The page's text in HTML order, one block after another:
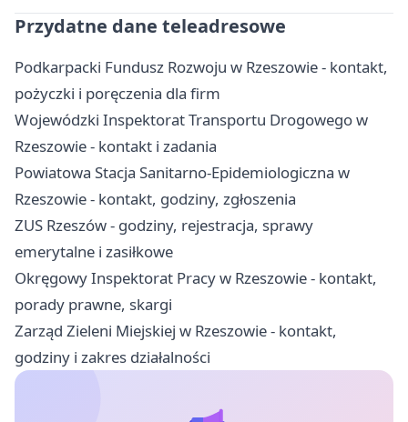
Przydatne dane teleadresowe
Podkarpacki Fundusz Rozwoju w Rzeszowie - kontakt,
pożyczki i poręczenia dla firm
Wojewódzki Inspektorat Transportu Drogowego w
Rzeszowie - kontakt i zadania
Powiatowa Stacja Sanitarno-Epidemiologiczna w
Rzeszowie - kontakt, godziny, zgłoszenia
ZUS Rzeszów - godziny, rejestracja, sprawy
emerytalne i zasiłkowe
Okręgowy Inspektorat Pracy w Rzeszowie - kontakt,
porady prawne, skargi
Zarząd Zieleni Miejskiej w Rzeszowie - kontakt,
godziny i zakres działalności